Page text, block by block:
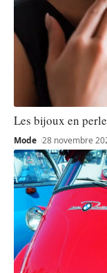
Les bijoux en
Mode 28 novembre